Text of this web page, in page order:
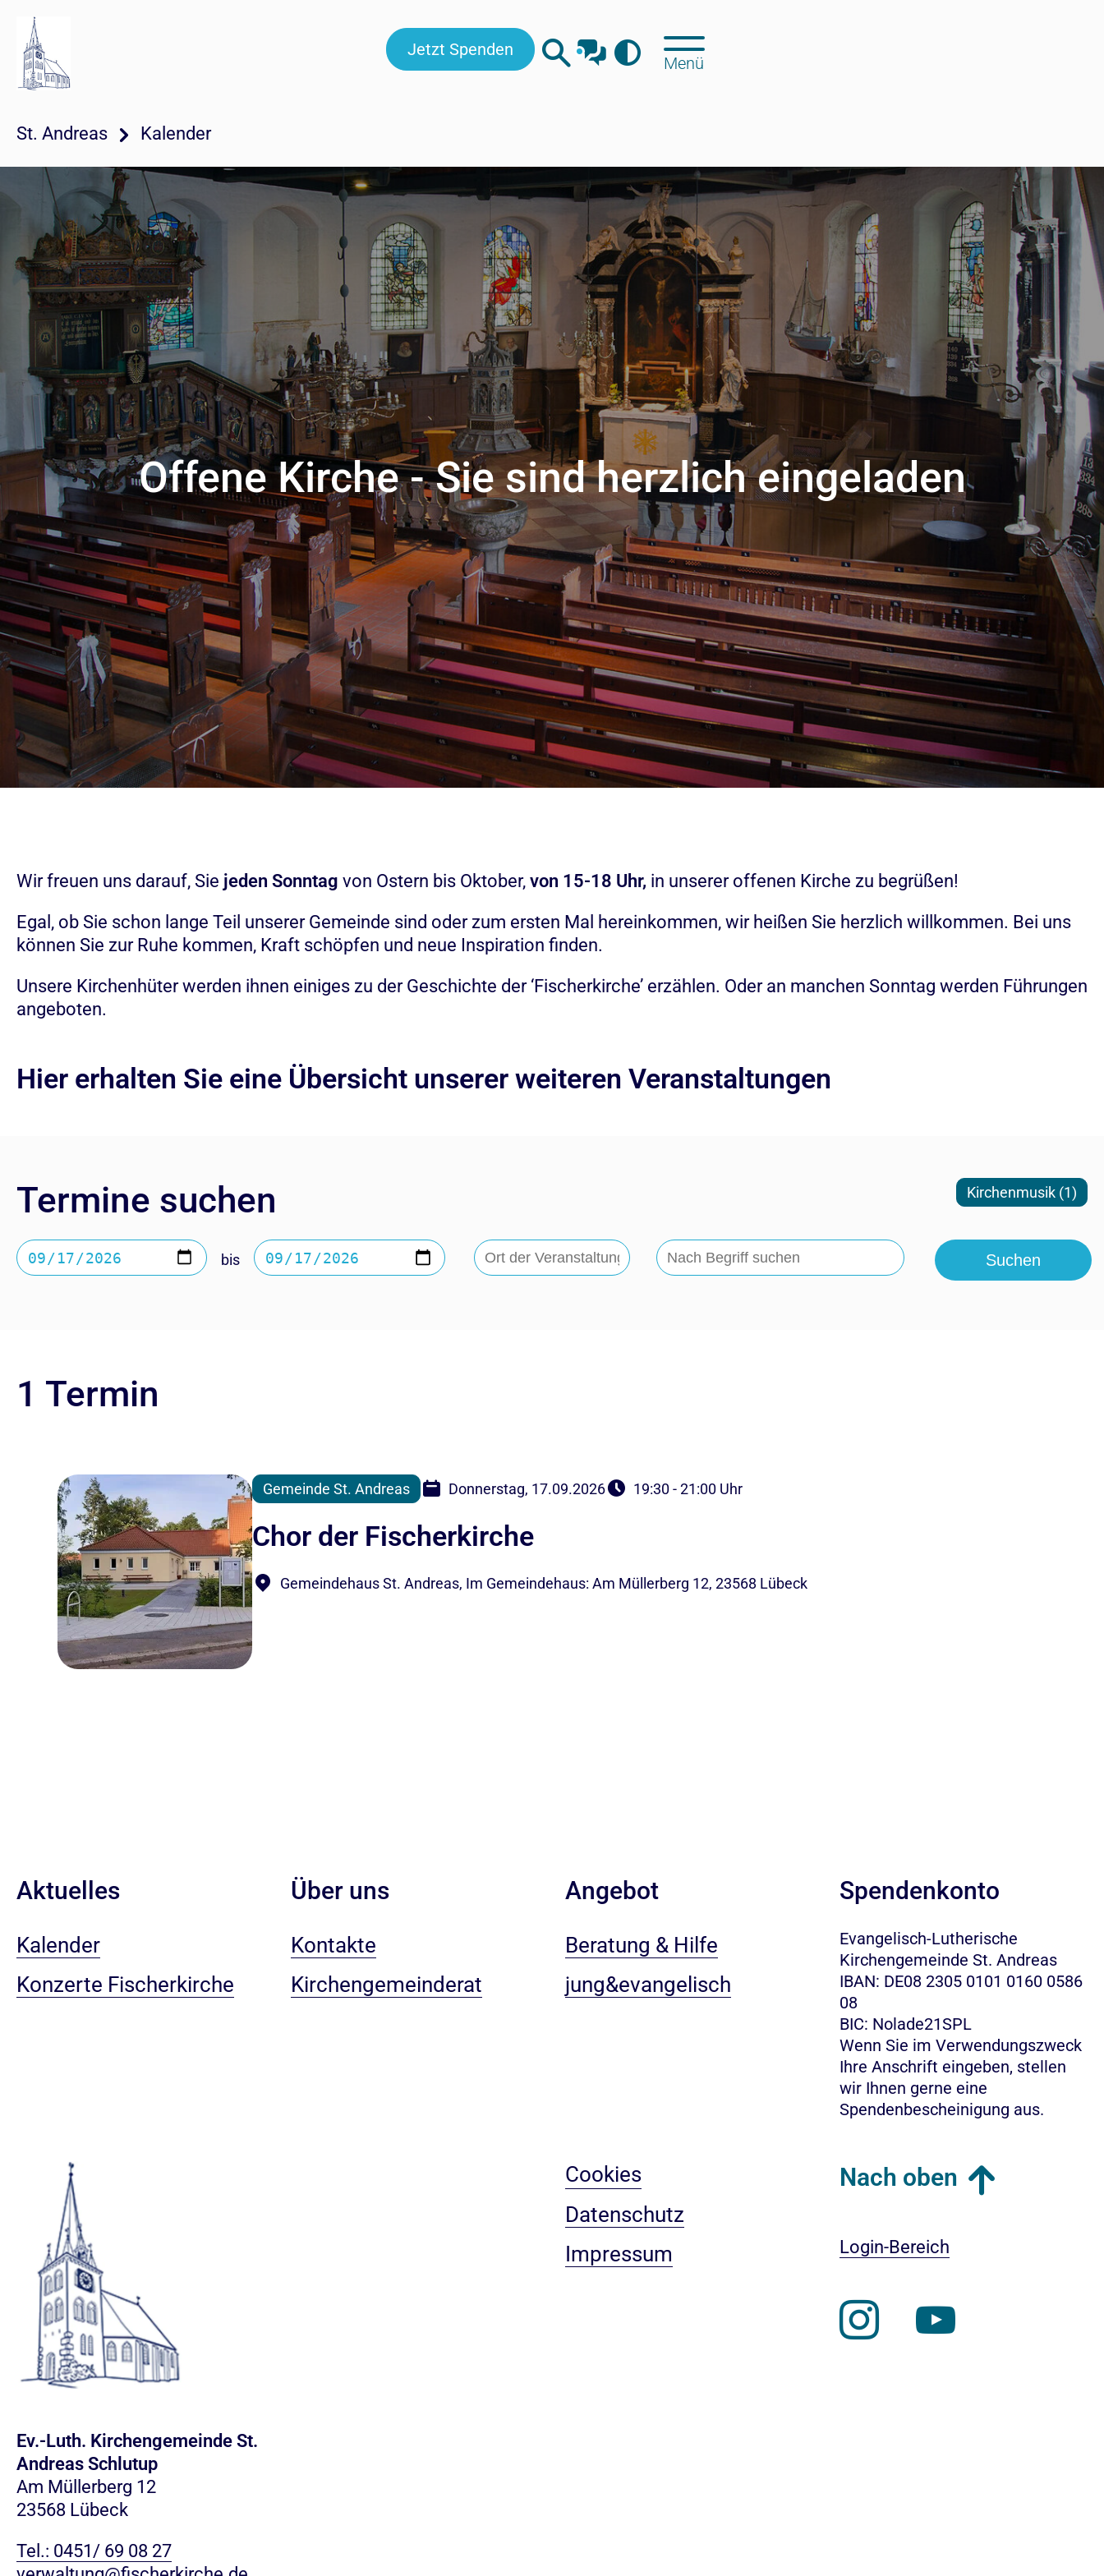
Jetzt Spenden
Menü
St. Andreas Kalender
Offene Kirche - Sie sind herzlich eingeladen
Wir freuen uns darauf, Sie jeden Sonntag von Ostern bis Oktober, von 15-18 Uhr, in unserer offenen Kirche zu begrüßen!
Egal, ob Sie schon lange Teil unserer Gemeinde sind oder zum ersten Mal hereinkommen, wir heißen Sie herzlich willkommen. Bei uns
können Sie zur Ruhe kommen, Kraft schöpfen und neue Inspiration finden.
Unsere Kirchenhüter werden ihnen einiges zu der Geschichte der ‘Fischerkirche’ erzählen. Oder an manchen Sonntag werden Führungen
angeboten.
Hier erhalten Sie eine Übersicht unserer weiteren Veranstaltungen
Termine suchen Kirchenmusik (1)
bis Suchen
1 Termin
Gemeinde St. Andreas Donnerstag, 17.09.2026 19:30 - 21:00 Uhr
Chor der Fischerkirche
Gemeindehaus St. Andreas, Im Gemeindehaus: Am Müllerberg 12, 23568 Lübeck
Aktuelles
Kalender
Konzerte Fischerkirche
Über uns
Kontakte
Kirchengemeinderat
Angebot
Beratung & Hilfe
jung&evangelisch
Spendenkonto
Evangelisch-Lutherische
Kirchengemeinde St. Andreas
IBAN: DE08 2305 0101 0160 0586
08
BIC: Nolade21SPL
Wenn Sie im Verwendungszweck
Ihre Anschrift eingeben, stellen
wir Ihnen gerne eine
Spendenbescheinigung aus.
Ev.-Luth. Kirchengemeinde St.
Andreas Schlutup
Am Müllerberg 12
23568 Lübeck
Tel.: 0451/ 69 08 27
Cookies
Datenschutz
Impressum
Nach oben
Login-Bereich